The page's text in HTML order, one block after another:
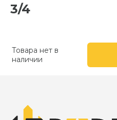
3/4
Товара нет в
наличии